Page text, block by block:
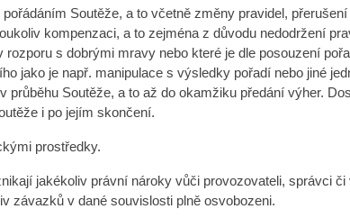
Soutěže, a to včetně změny pravidel,
kompenzaci, a to zejména z důvodu nedodržení
s dobrými mravy nebo které je dle posouzení
jako je např. manipulace s výsledky pořadí nebo jiné
Soutěže, a to až do okamžiku předání výher.
i po jejím skončení.
prostředky.
jakékoliv právní nároky vůči provozovateli, správci
závazků v dané souvislosti plně osvobozeni.